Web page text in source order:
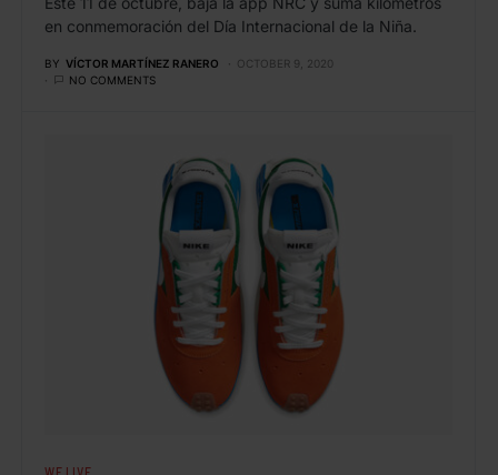
en conmemoración del Día Internacional de la Niña.
BY VÍCTOR MARTÍNEZ RANERO
OCTOBER 9, 2020
NO COMMENTS
WE LIVE